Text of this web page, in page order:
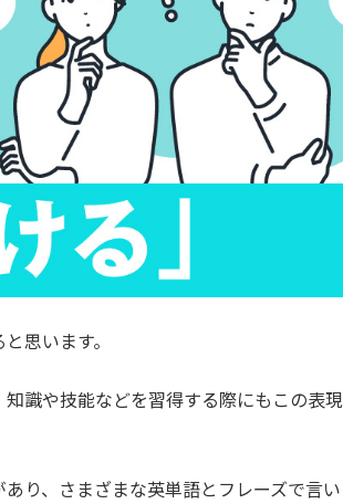
思います。
識や技能などを習得する際にもこの表現
り、さまざまな英単語とフレーズで言い